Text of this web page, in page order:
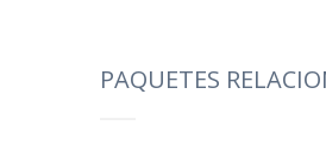
PAQUETES